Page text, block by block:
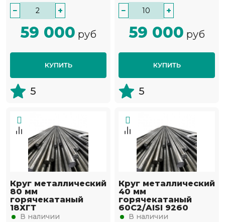
− +
59 000 руб
КУПИТЬ
5
− +
59 000 руб
КУПИТЬ
5
Круг металлический
80 мм
горячекатаный
18ХГТ
В наличии
Круг металлический
40 мм
горячекатаный
60С2/AISI 9260
В наличии